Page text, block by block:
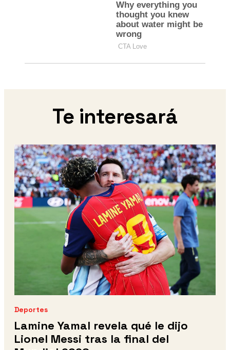
Te interesará
Deportes
Lamine Yamal revela qué le dijo
Lionel Messi tras la final del